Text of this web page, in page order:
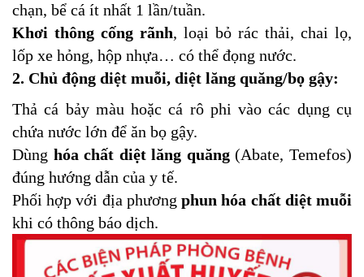
chạn, bể cá ít nhất 1 lần/tuần.
Khơi thông cống rãnh, loại bỏ rác thải, chai lọ,
lốp xe hỏng, hộp nhựa… có thể đọng nước.
2. Chủ động diệt muỗi, diệt lăng quăng/bọ gậy:
Thả cá bảy màu hoặc cá rô phi vào các dụng cụ
chứa nước lớn để ăn bọ gậy.
Dùng hóa chất diệt lăng quăng(Abate, Temefos)
đúng hướng dẫn của y tế.
Phối hợp với địa phươngphun hóa chất diệt muỗi
khi có thông báo dịch.